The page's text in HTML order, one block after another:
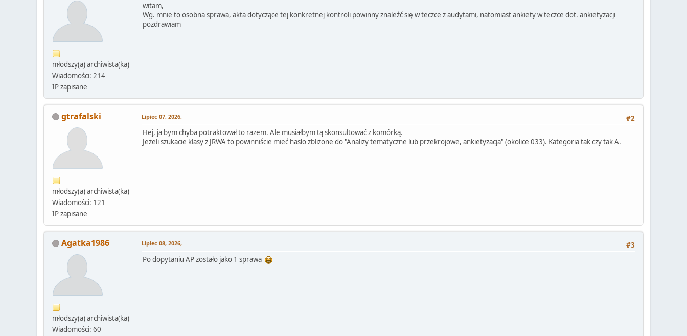
młodszy(a) archiwista(ka)
Wiadomości: 214
IP zapisane
witam,
Wg. mnie to osobna sprawa, akta dotyczące tej konkretnej kontroli powinny znaleźć się w teczce z audytami, natomiast ankiety w teczce dot. ankietyzacji
pozdrawiam
gtrafalski
młodszy(a) archiwista(ka)
Wiadomości: 121
IP zapisane
#2
Lipiec 07, 2026,
Hej, ja bym chyba potraktował to razem. Ale musiałbym tą skonsultować z komórką.
Jeżeli szukacie klasy z JRWA to powinniście mieć hasło zbliżone do "Analizy tematyczne lub przekrojowe, ankietyzacja" (okolice 033). Kategoria tak czy tak A.
Agatka1986
młodszy(a) archiwista(ka)
Wiadomości: 60
#3
Lipiec 08, 2026,
Po dopytaniu AP zostało jako 1 sprawa